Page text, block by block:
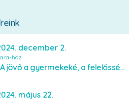
december 2.
ház
„A jövő a gyermekeké, a felelősség a miénk”
május 22.